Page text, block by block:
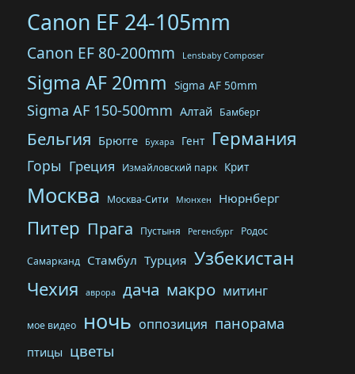
Canon EF 24-105mm
Canon EF 80-200mm Lensbaby Composer
Sigma AF 20mm Sigma AF 50mm
Sigma AF 150-500mm Алтай Бамберг
Бельгия Брюгге Бухара Гент Германия
Горы Греция Измайловский парк Крит
Москва Москва-Сити Мюнхен Нюрнберг
Питер Прага Пустыня Регенсбург Родос
Самарканд Стамбул Турция Узбекистан
Чехия аврора дача макро митинг
мое видео ночь оппозиция панорама
птицы цветы